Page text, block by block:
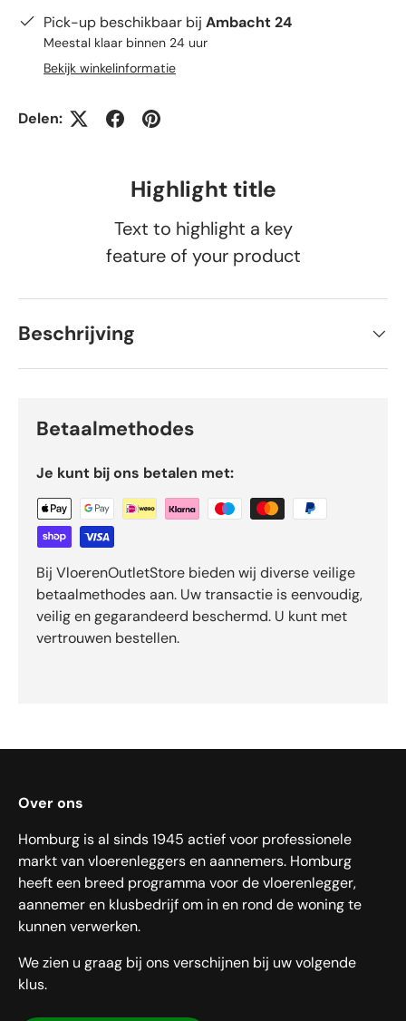
Pick-up beschikbaar bij Ambacht 24
Meestal klaar binnen 24 uur
Bekijk winkelinformatie
Delen:
Highlight title
Text to highlight a key
feature of your product
Beschrijving
Betaalmethodes
Je kunt bij ons betalen met:
Bij VloerenOutletStore bieden wij diverse veilige
betaalmethodes aan. Uw transactie is eenvoudig,
veilig en gegarandeerd beschermd. U kunt met
vertrouwen bestellen.
Over ons
Homburg is al sinds 1945 actief voor professionele
markt van vloerenleggers en aannemers. Homburg
heeft een breed programma voor de vloerenlegger,
aannemer en klusbedrijf om in en rond de woning te
kunnen verwerken.
We zien u graag bij ons verschijnen bij uw volgende
klus.